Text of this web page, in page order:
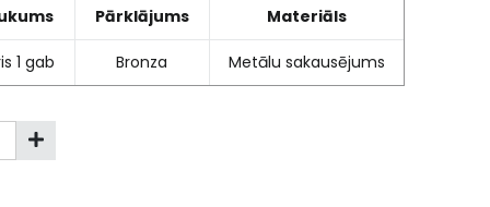
Pārklājums Materiāls
1 gab Bronza Metālu sakausējums